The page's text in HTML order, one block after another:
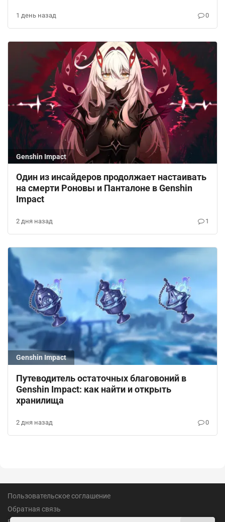
1 день назад 0
Genshin Impact
Один из инсайдеров продолжает настаивать
на смерти Роновы и Панталоне в Genshin
Impact
2 дня назад 1
Genshin Impact
Путеводитель остаточных благовоний в
Genshin Impact: как найти и открыть
хранилища
2 дня назад 0
Пользовательское соглашение
Обратная связь